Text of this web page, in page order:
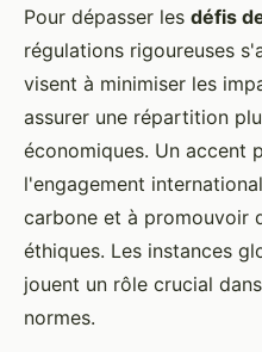
Pour dépasser les défis
régulations rigoureuses
visent à minimiser les
assurer une répartition
économiques. Un accent
l'engagement
carbone et à promouvoir
éthiques. Les instances
jouent un rôle crucial
normes.